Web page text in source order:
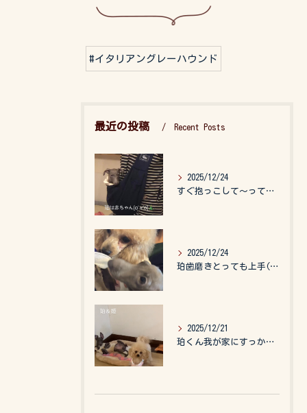
#イタリアングレーハウンド
最近の投稿 Recent Posts
2025/12/24
すぐ抱っこして〜って言うので、抱っこ紐に入れてゆらゆら☺️
2025/12/24
珀歯磨きとっても上手(о´∀`о)
2025/12/21
珀くん我が家にすっかりなれて、キッズのお世話もしてくれて、今...